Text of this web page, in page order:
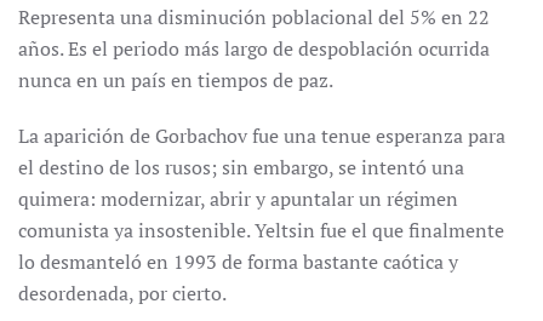
Representa una disminución poblacional del 5% en 22
años. Es el periodo más largo de despoblación ocurrida
nunca en un país en tiempos de paz.
La aparición de Gorbachov fue una tenue esperanza para
el destino de los rusos; sin embargo, se intentó una
quimera: modernizar, abrir y apuntalar un régimen
comunista ya insostenible. Yeltsin fue el que finalmente
lo desmanteló en 1993 de forma bastante caótica y
desordenada, por cierto.